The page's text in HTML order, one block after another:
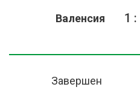
Валенсия 1 :
Завершен